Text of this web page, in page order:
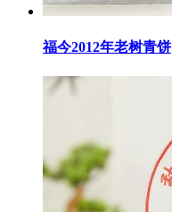
福今2012年老树青饼